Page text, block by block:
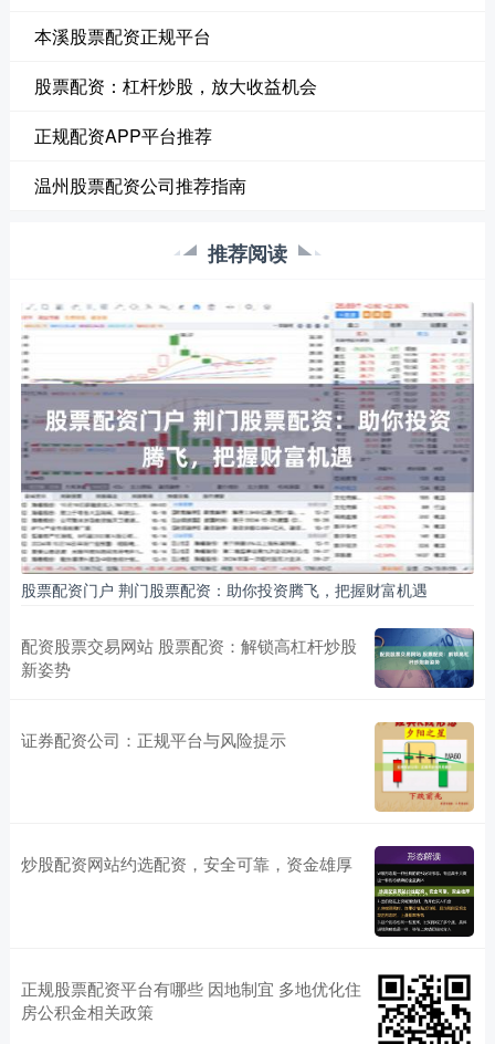
本溪股票配资正规平台
股票配资：杠杆炒股，放大收益机会
正规配资APP平台推荐
温州股票配资公司推荐指南
推荐阅读
股票配资门户 荆门股票配资：助你投资腾飞，把握财富机遇
配资股票交易网站 股票配资：解锁高杠杆炒股
新姿势
证券配资公司：正规平台与风险提示
炒股配资网站约选配资，安全可靠，资金雄厚
正规股票配资平台有哪些 因地制宜 多地优化住
房公积金相关政策